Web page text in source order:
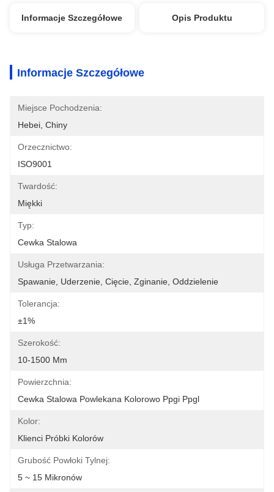
Informacje Szczegółowe Opis Produktu
Informacje Szczegółowe
Miejsce Pochodzenia:
Hebei, Chiny
Orzecznictwo:
ISO9001
Twardość:
Miękki
Typ:
Cewka Stalowa
Usługa Przetwarzania:
Spawanie, Uderzenie, Cięcie, Zginanie, Oddzielenie
Tolerancja:
±1%
Szerokość:
10-1500 Mm
Powierzchnia:
Cewka Stalowa Powlekana Kolorowo Ppgi Ppgl
Kolor:
Klienci Próbki Kolorów
Grubość Powłoki Tylnej:
5 ~ 15 Mikronów